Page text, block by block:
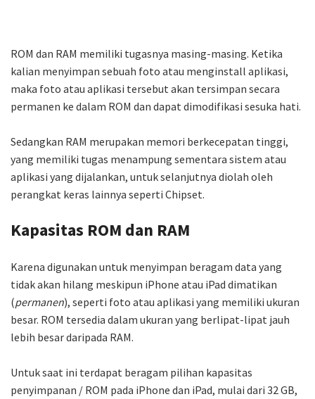
ROM dan RAM memiliki tugasnya masing-masing. Ketika
kalian menyimpan sebuah foto atau menginstall aplikasi,
maka foto atau aplikasi tersebut akan tersimpan secara
permanen ke dalam ROM dan dapat dimodifikasi sesuka hati.
Sedangkan RAM merupakan memori berkecepatan tinggi,
yang memiliki tugas menampung sementara sistem atau
aplikasi yang dijalankan, untuk selanjutnya diolah oleh
perangkat keras lainnya seperti Chipset.
Kapasitas ROM dan RAM
Karena digunakan untuk menyimpan beragam data yang
tidak akan hilang meskipun iPhone atau iPad dimatikan
(permanen), seperti foto atau aplikasi yang memiliki ukuran
besar. ROM tersedia dalam ukuran yang berlipat-lipat jauh
lebih besar daripada RAM.
Untuk saat ini terdapat beragam pilihan kapasitas
penyimpanan / ROM pada iPhone dan iPad, mulai dari 32 GB,